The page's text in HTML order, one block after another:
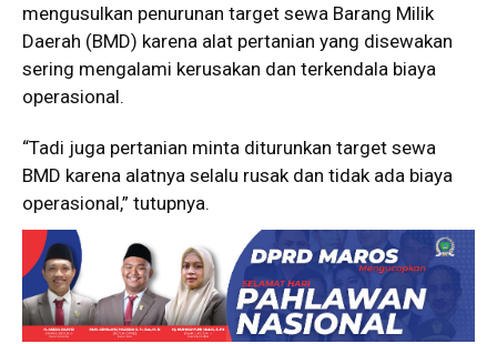
mengusulkan penurunan target sewa Barang Milik
Daerah (BMD) karena alat pertanian yang disewakan
sering mengalami kerusakan dan terkendala biaya
operasional.
“Tadi juga pertanian minta diturunkan target sewa
BMD karena alatnya selalu rusak dan tidak ada biaya
operasional,” tutupnya.